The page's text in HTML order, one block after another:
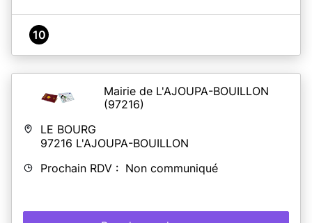
10
Mairie de L'AJOUPA-BOUILLON
(97216)
LE BOURG
97216 L'AJOUPA-BOUILLON
Prochain RDV : Non communiqué